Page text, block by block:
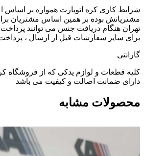
شرایط کاری کره اتوپارت همواره بر اساس
مشتریانش بوده بر همین اساس مشتریان
تهران هنگام دریافت جنس می توانند پرداخت
برای سایر سفارشات قبل از ارسال ، پرداخت
گارانتی
کلیه قطعات و لوازم یدکی که از فروشگاه
دارای ضمانت اصالت و کیفیت می باشد
محصولات مشابه